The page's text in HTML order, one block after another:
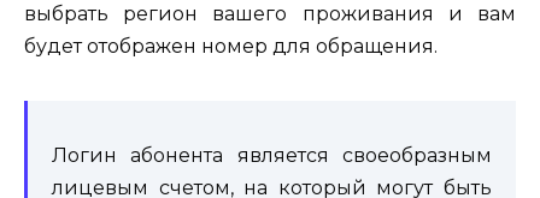
выбрать регион вашего проживания и вам
будет отображен номер для обращения.
Логин абонента является своеобразным
лицевым счетом, на который могут быть